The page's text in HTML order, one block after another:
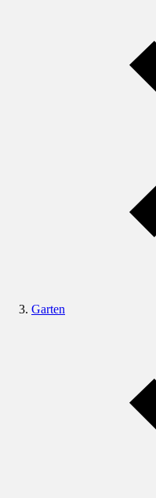
Garten